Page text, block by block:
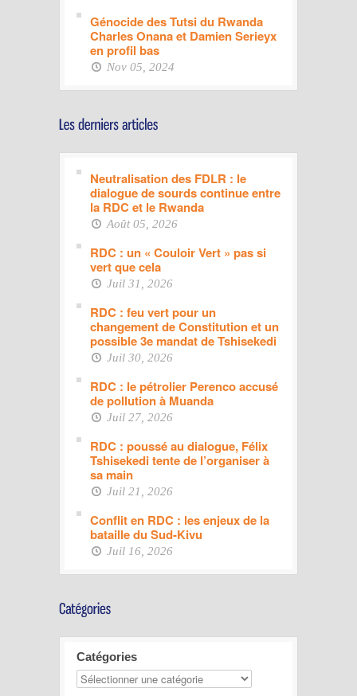
Génocide des Tutsi du Rwanda
Charles Onana et Damien Serieyx
en profil bas
Nov 05, 2024
Neutralisation des FDLR : le
dialogue de sourds continue entre
la RDC et le Rwanda
Août 05, 2026
RDC : un « Couloir Vert » pas si
vert que cela
Juil 31, 2026
RDC : feu vert pour un
changement de Constitution et un
possible 3e mandat de Tshisekedi
Juil 30, 2026
RDC : le pétrolier Perenco accusé
de pollution à Muanda
Juil 27, 2026
RDC : poussé au dialogue, Félix
Tshisekedi tente de l’organiser à
sa main
Juil 21, 2026
Conflit en RDC : les enjeux de la
bataille du Sud-Kivu
Juil 16, 2026
Catégories